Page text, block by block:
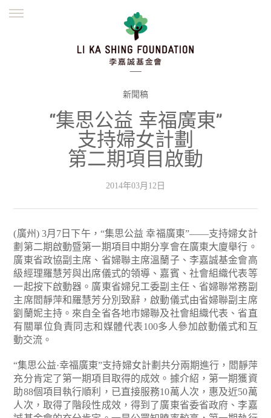
並肩同行
繁體
新聞稿
“集思公益 幸福廣東”
支持婦女計劃
第二期項目啟動
2014年03月12日
(廣州) 3月7日下午，“集思公益 幸福廣東”——支持婦女計
劃第二期啟動暨第一期項目中期分享會在廣東大廈舉行。
廣東省政協副主席、省婦聯主席溫蘭子、李嘉誠基金會高
級經理羅慧芳與出席儀式的領導、嘉賓、社會組織代表等
一起按下啟動器。廣東省婦兒工委副主任、省婦聯常務副
主席閻靜萍和羅慧芳分別致辭，啟動儀式由省婦聯副主席
劉蘭妮主持。來自全省各地市婦聯及社會組織代表、省直
有關單位負責同志和媒體代表100多人參加啟動儀式和互
動交流。
“集思公益·幸福廣東”支持婦女計劃共分兩期進行，閻靜萍
充分肯定了第一期項目取得的成效。據介紹，第一期獲資
助88個項目執行順利，已直接服務10萬人次，惠及近50萬
人次，取得了階段性成效，得到了廣東省委省政府、李嘉